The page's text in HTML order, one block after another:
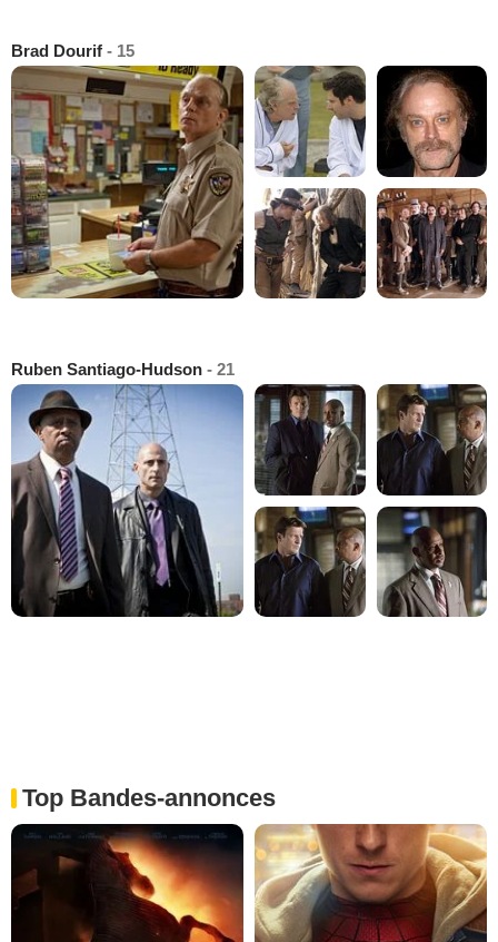
Brad Dourif - 15
Ruben Santiago-Hudson - 21
Top Bandes-annonces